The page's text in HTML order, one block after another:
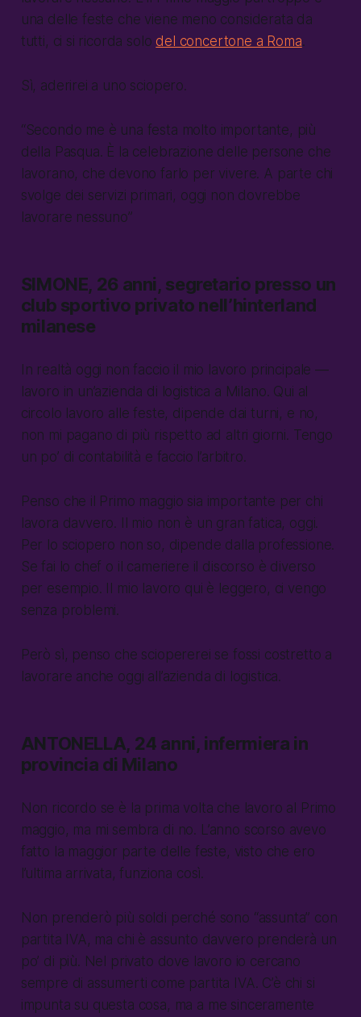
una delle feste che viene meno considerata da
tutti, ci si ricorda solo del concertone a Roma.
Sì, aderirei a uno sciopero.
“Secondo me è una festa molto importante, più
della Pasqua. È la celebrazione delle persone che
lavorano, che devono farlo per vivere. A parte chi
svolge dei servizi primari, oggi non dovrebbe
lavorare nessuno”
SIMONE, 26 anni, segretario presso un
club sportivo privato nell’hinterland
milanese
In realtà oggi non faccio il mio lavoro principale —
lavoro in un’azienda di logistica a Milano. Qui al
circolo lavoro alle feste, dipende dai turni, e no,
non mi pagano di più rispetto ad altri giorni. Tengo
un po’ di contabilità e faccio l’arbitro.
Penso che il Primo maggio sia importante per chi
lavora davvero. Il mio non è un gran fatica, oggi.
Per lo sciopero non so, dipende dalla professione.
Se fai lo chef o il cameriere il discorso è diverso
per esempio. Il mio lavoro qui è leggero, ci vengo
senza problemi.
Però sì, penso che sciopererei se fossi costretto a
lavorare anche oggi all’azienda di logistica.
ANTONELLA, 24 anni, infermiera in
provincia di Milano
Non ricordo se è la prima volta che lavoro al Primo
maggio, ma mi sembra di no. L’anno scorso avevo
fatto la maggior parte delle feste, visto che ero
l’ultima arrivata, funziona così.
Non prenderò più soldi perché sono “assunta” con
partita IVA, ma chi è assunto davvero prenderà un
po’ di più. Nel privato dove lavoro io cercano
sempre di assumerti come partita IVA. C’è chi si
impunta su questa cosa, ma a me sinceramente